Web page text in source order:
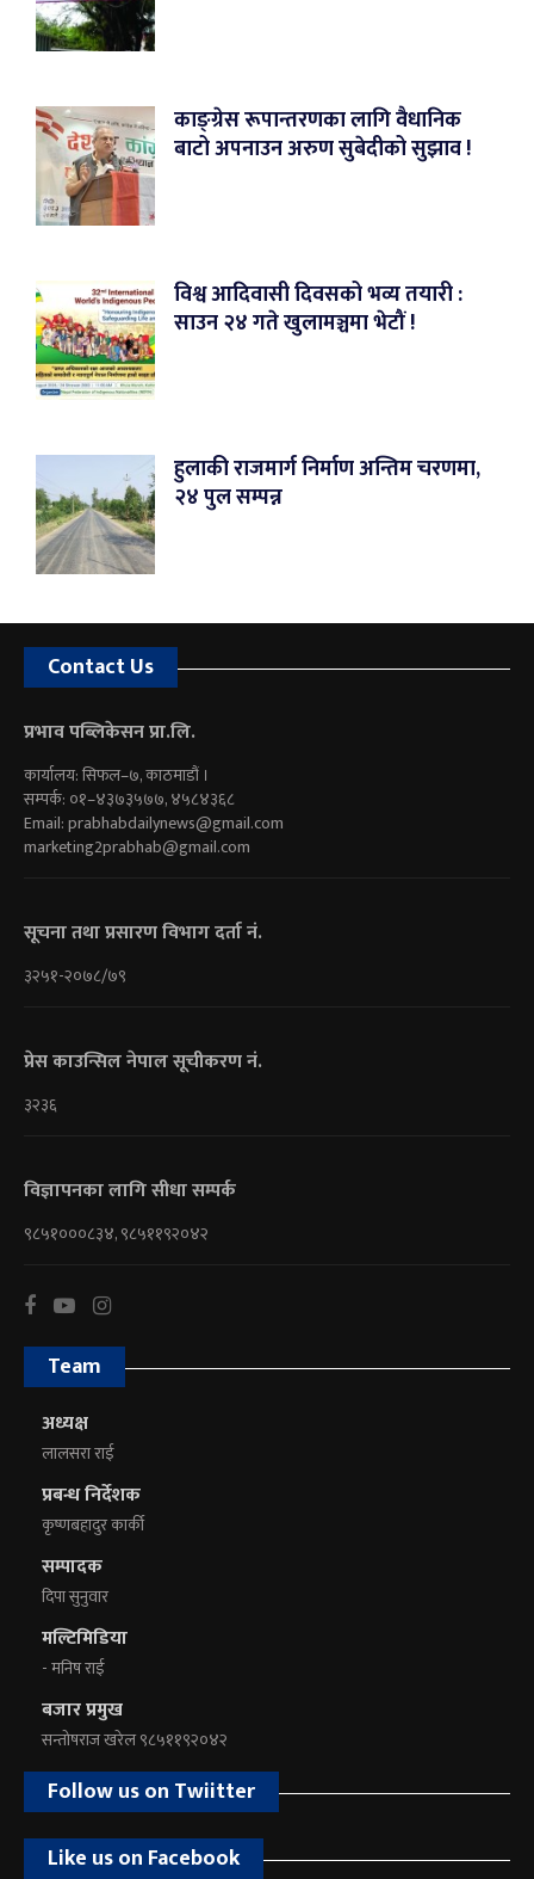
काङ्ग्रेस रूपान्तरणका लागि वैधानिक
बाटो अपनाउन अरुण सुबेदीको सुझाव !
विश्व आदिवासी दिवसको भव्य तयारी :
साउन २४ गते खुलामञ्चमा भेटौं !
हुलाकी राजमार्ग निर्माण अन्तिम चरणमा,
२४ पुल सम्पन्न
Contact Us
प्रभाव पब्लिकेसन प्रा.लि.
कार्यालय: सिफल–७, काठमाडौं ।
सम्पर्क: ०१–४३७३५७७, ४५८४३६८
Email:prabhabdailynews@gmail.com
marketing2prabhab@gmail.com
सूचना तथा प्रसारण विभाग दर्ता नं.
३२५१-२०७८/७९
प्रेस काउन्सिल नेपाल सूचीकरण नं.
३२३६
विज्ञापनका लागि सीधा सम्पर्क
९८५१०००८३४, ९८५११९२०४२
Team
अध्यक्ष
लालसरा राई
प्रबन्ध निर्देशक
कृष्णबहादुर कार्की
सम्पादक
दिपा सुनुवार
मल्टिमिडिया
- मनिष राई
बजार प्रमुख
सन्तोषराज खरेल ९८५११९२०४२
Follow us on Twiitter
Like us on Facebook